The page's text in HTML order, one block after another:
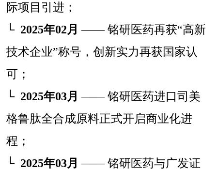
际项目引进；
└ 2025年02月 —— 铭研医药再获“高新
技术企业”称号，创新实力再获国家认
可；
└ 2025年03月 —— 铭研医药进口司美
格鲁肽全合成原料正式开启商业化进
程；
└ 2025年03月 —— 铭研医药与广发证